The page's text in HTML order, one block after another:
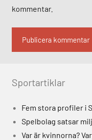
kommentar.
Sportartiklar
Fem stora profiler i
Spelbolag satsar
Var är kvinnorna?